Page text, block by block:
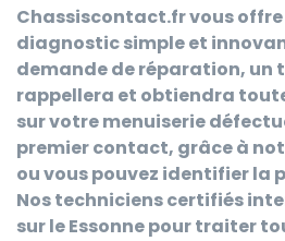
Chassiscontact.frvous
diagnostic simple et
demande de réparation, un
rappellera et obtiendra
sur votre menuiserie
premier contact, grâce à
ou vous pouvez identifier la
Nos techniciens certifiés
sur le Essonne pour traiter